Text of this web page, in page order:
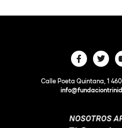
Calle Poeta Quintana, 1